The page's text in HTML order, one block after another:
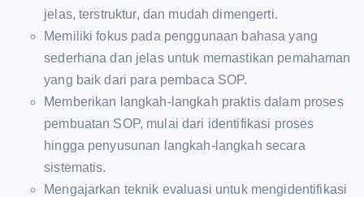
jelas, terstruktur, dan mudah dimengerti.
Memiliki fokus pada penggunaan bahasa yang
sederhana dan jelas untuk memastikan pemahaman
yang baik dari para pembaca SOP.
Memberikan langkah-langkah praktis dalam proses
pembuatan SOP, mulai dari identifikasi proses
hingga penyusunan langkah-langkah secara
sistematis.
Mengajarkan teknik evaluasi untuk mengidentifikasi